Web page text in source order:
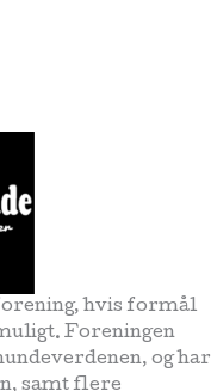
hvis formål
Foreningen
og har
samt flere